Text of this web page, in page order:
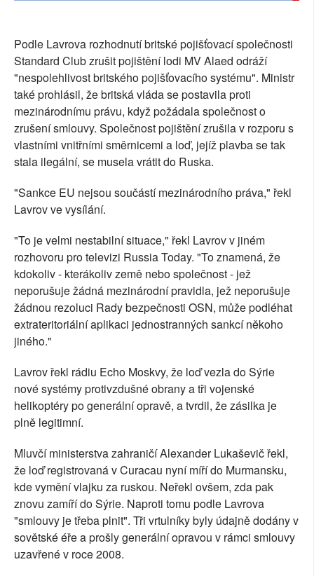
Podle Lavrova rozhodnutí britské pojišťovací společnosti
Standard Club zrušit pojištění lodi MV Alaed odráží
"nespolehlivost britského pojišťovacího systému". Ministr
také prohlásil, že britská vláda se postavila proti
mezinárodnímu právu, když požádala společnost o
zrušení smlouvy. Společnost pojištění zrušila v rozporu s
vlastními vnitřními směrnicemi a loď, jejíž plavba se tak
stala ilegální, se musela vrátit do Ruska.
"Sankce EU nejsou součástí mezinárodního práva," řekl
Lavrov ve vysílání.
"To je velmi nestabilní situace," řekl Lavrov v jiném
rozhovoru pro televizi Russia Today. "To znamená, že
kdokoliv - kterákoliv země nebo společnost - jež
neporušuje žádná mezinárodní pravidla, jež neporušuje
žádnou rezoluci Rady bezpečnosti OSN, může podléhat
extrateritoriální aplikaci jednostranných sankcí někoho
jiného."
Lavrov řekl rádiu Echo Moskvy, že loď vezla do Sýrie
nové systémy protivzdušné obrany a tři vojenské
helikoptéry po generální opravě, a tvrdil, že zásilka je
plně legitimní.
Mluvčí ministerstva zahraničí Alexander Lukaševič řekl,
že loď registrovaná v Curacau nyní míří do Murmansku,
kde vymění vlajku za ruskou. Neřekl ovšem, zda pak
znovu zamíří do Sýrie. Naproti tomu podle Lavrova
"smlouvy je třeba plnit". Tři vrtulníky byly údajně dodány v
sovětské éře a prošly generální opravou v rámci smlouvy
uzavřené v roce 2008.